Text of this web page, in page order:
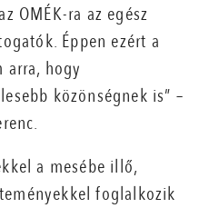
OMÉK-ra az egész
Éppen ezért a
arra, hogy
közönségnek is” –
a mesébe illő,
foglalkozik